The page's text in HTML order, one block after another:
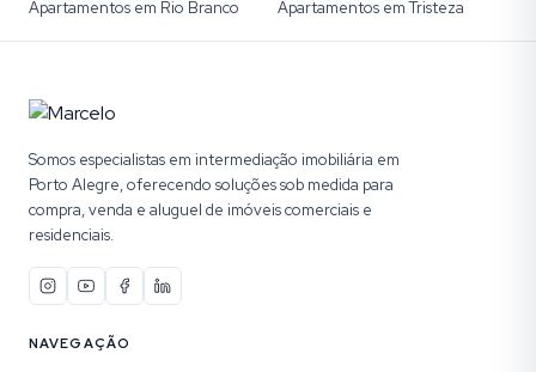
Apartamentos em Rio Branco
Apartamentos em Tristeza
Somos especialistas em intermediação imobiliária em
Porto Alegre, oferecendo soluções sob medida para
compra, venda e aluguel de imóveis comerciais e
residenciais.
NAVEGAÇÃO